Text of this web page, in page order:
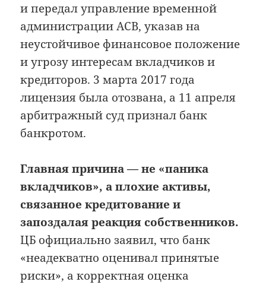
и передал управление временной
администрации АСВ, указав на
неустойчивое финансовое положение
и угрозу интересам вкладчиков и
кредиторов. 3 марта 2017 года
лицензия была отозвана, а 11 апреля
арбитражный суд признал банк
банкротом.
Главная причина — не «паника
вкладчиков», а плохие активы,
связанное кредитование и
запоздалая реакция собственников.
ЦБ официально заявил, что банк
«неадекватно оценивал принятые
риски», а корректная оценка